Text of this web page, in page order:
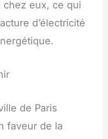
chez eux, ce qui
d’électricité
de Paris
faveur de la